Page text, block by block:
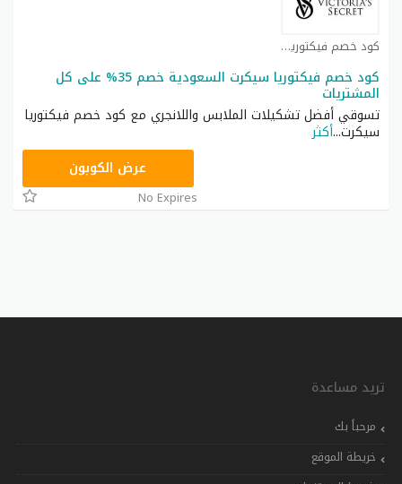
كود خصم فيكتوريا سيكرت كوبون
كود خصم فيكتوريا سيكرت السعودية خصم 35% على كل
المشتريات
تسوقي أفضل تشكيلات الملابس واللانجري مع كود خصم فيكتوريا
سيكرت...أكثر
عرض الكوبون
No Expires
تريد مساعدة
مرحباً بك
خريطة الموقع